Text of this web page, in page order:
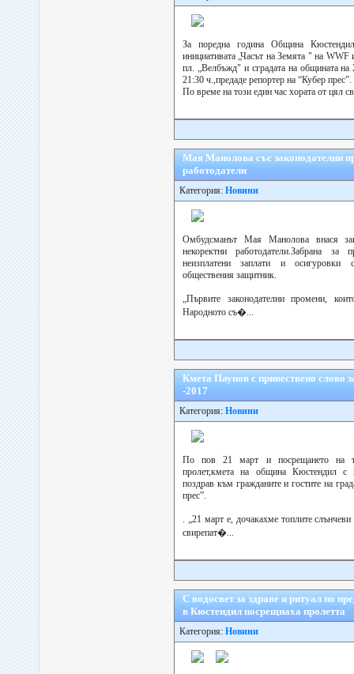
За поредна година Община
инициативата „Часът на Земята " на
пл. „Велбъжд" и сградата на общината
21:30 ч.,предаде репортер на “Кубер прес”.
По време на този един час хората от цял
Мая Манолова със законодателни
работодатели
Категория: Новини
Омбудсманът Мая Манолова внася
некоректни работодатели.Забрана
неизплатени заплати и осигуровки
обществения защитник.
„Първите законодателни промени,
Народното съ�...
Кмета Паунов с привествено слово
-2017
Категория: Новини
По пов 21 март и посрещането на
пролет,кмета на община Кюстендил с
поздрав към гражданите и гостите на
прес”.
. „21 март е, дочакахме топлите
свирепат�...
С водосвет за здраве и ритуал по
в Кюстендил посрещнаха пролетта
Категория: Новини